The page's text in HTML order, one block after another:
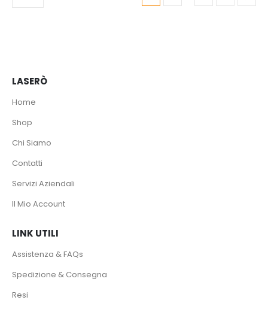
LASERÒ
Home
Shop
Chi Siamo
Contatti
Servizi Aziendali
Il Mio Account
LINK UTILI
Assistenza & FAQs
Spedizione & Consegna
Resi